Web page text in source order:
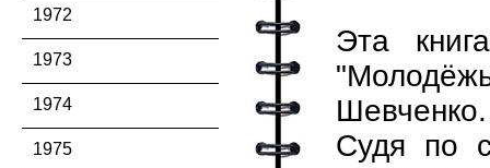
1972
1973
1974
1975
Эта
Шевченко.
Судя по